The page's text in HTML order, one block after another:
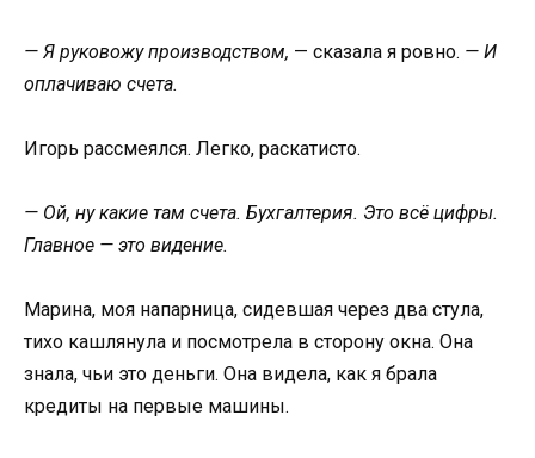
— Я руковожу производством, — сказала я ровно. — И
оплачиваю счета.
Игорь рассмеялся. Легко, раскатисто.
— Ой, ну какие там счета. Бухгалтерия. Это всё цифры.
Главное — это видение.
Марина, моя напарница, сидевшая через два стула,
тихо кашлянула и посмотрела в сторону окна. Она
знала, чьи это деньги. Она видела, как я брала
кредиты на первые машины.